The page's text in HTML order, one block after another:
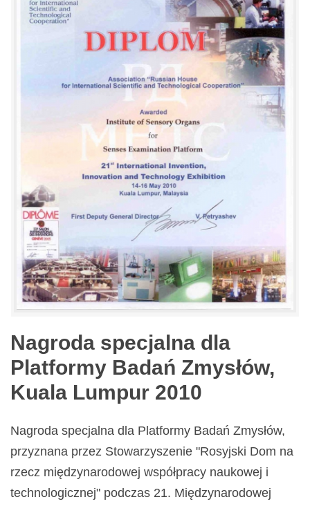
Nagroda specjalna dla
Platformy Badań Zmysłów,
Kuala Lumpur 2010
Nagroda specjalna dla Platformy Badań Zmysłów,
przyznana przez Stowarzyszenie "Rosyjski Dom na
rzecz międzynarodowej współpracy naukowej i
technologicznej" podczas 21. Międzynarodowej